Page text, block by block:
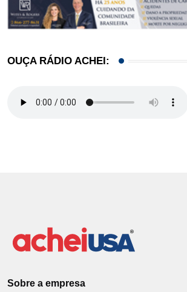
OUÇA RÁDIO ACHEI:
Sobre a empresa